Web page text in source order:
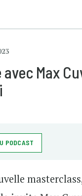
Max
PODCAST